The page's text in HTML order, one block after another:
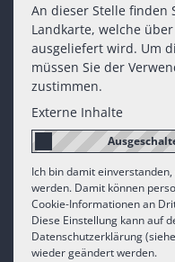
An dieser Stelle finden
Landkarte, welche
ausgeliefert wird. Um
müssen Sie der
zustimmen.
Externe Inhalte
Ich bin damit
werden. Damit können
Cookie-Informationen an
Diese Einstellung kann auf
Datenschutzerklärung
wieder geändert werden.